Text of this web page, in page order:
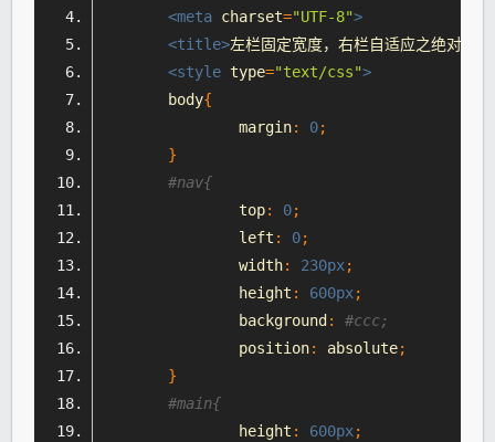
<meta charset="UTF-8">
<title>左栏固定宽度，右栏自适应之绝对定
<style type="text/css">
	body
{
		margin
: 0;
}
#nav{
		top
: 0;
		left
: 0;
		width
: 230px;
		height
: 600px;
		background
:
#ccc;
		position
: absolute;
}
#main{
		height
: 600px;